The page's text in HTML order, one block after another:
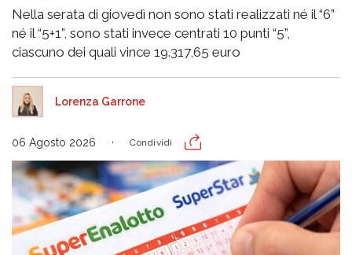
Nella serata di giovedì non sono stati realizzati né il “6”
né il “5+1”, sono stati invece centrati 10 punti “5”,
ciascuno dei quali vince 19.317,65 euro
Lorenza Garrone
06 Agosto 2026 Condividi